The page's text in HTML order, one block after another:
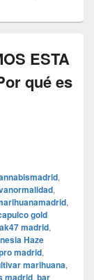
ESTA
qué es
,
,
,
gold
ak47 madrid,
Haze
madrid,
marihuana,
madrid, bar